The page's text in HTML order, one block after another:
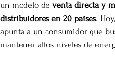
un modelo de venta directa y
distribuidores en 20 países.
apunta a un consumidor que
mantener altos niveles de